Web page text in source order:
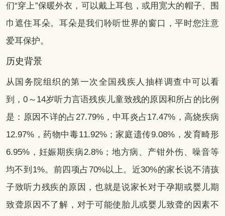
们“穿上”保暖外衣，可以戴上耳包，或用宽大的帽子、围
巾遮住耳朵。耳朵是我们聆听世界的窗口，平时您注意
爱耳保护。
历史背景
从国务院组织的第一次全国残疾人抽样调查中可以看
到，0～14岁听力言语残疾儿童致残的原因和所占的比例
是：原因不详的占27.79%，中耳炎占17.47%，高烧疾病
12.97%，药物中毒11.92%；家庭遗传9.08%，发育畸形
6.95%，妊娠期疾病2.8%；地方病、产钳外伤、噪音等
均不到1%。前四项占70%以上。近30%的家长说不清孩
子致听力残疾的原因，也就是说家长对于孕期或婴儿期
致聋原因不了解，对于可能使胎儿或婴儿致聋的因素不